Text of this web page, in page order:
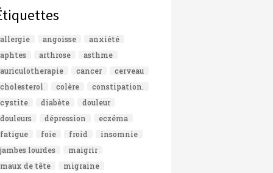
allergie angoisse
anxiété
aphtes
arthrose
asthme
auriculotherapie
cancer
cerveau
cholesterol
colère
constipation.
cystite
diabète
douleur
douleurs
dépression
eczéma
fatigue
foie froid
insomnie
jambes lourdes
maigrir
maux de tête
migraine